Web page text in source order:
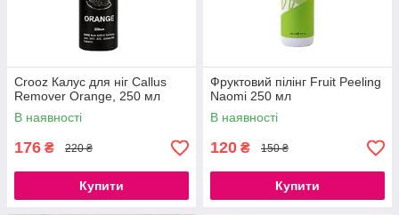
Crooz Калус для ніг Callus
Remover Orange, 250 мл
В наявності
176 ₴ 220 ₴
Купити
Фруктовий пілінг Fruit Peeling
Naomi 250 мл
В наявності
120 ₴ 150 ₴
Купити